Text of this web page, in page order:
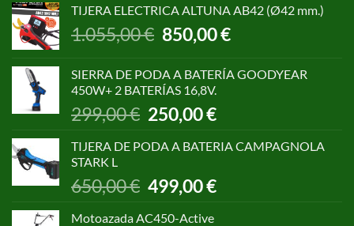
TIJERA ELECTRICA ALTUNA AB42 (Ø42 mm.)
1.055,00€ El
precio
era:
1.055,00 €.
850,00€El
precio
es:
SIERRA DE PODA A BATERÍA GOODYEAR
450W+ 2 BATERÍAS 16,8V.
299,00€ El
precio
original
299,00 €.
250,00€El
precio
actual
250,00 €.
TIJERA DE PODA A BATERIA CAMPAGNOLA
STARK L
650,00€
El
precio
original
499,00€El
precio
Motoazada AC450-Active